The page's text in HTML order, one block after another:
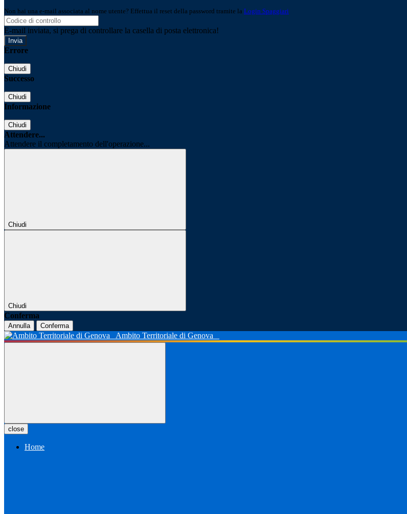
Non hai una e-mail associata al nome utente? Effettua il reset della password tramite la Login Spaggiari
E-mail inviata, si prega di controllare la casella di posta elettronica!
Errore
Chiudi
Successo
Chiudi
Informazione
Chiudi
Attendere...
Attendere il completamento dell'operazione...
Chiudi
Chiudi
Conferma
Annulla Conferma
Ambito Territoriale di Genova
close
Home